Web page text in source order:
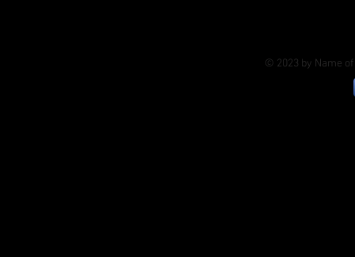
© 2023 by Name